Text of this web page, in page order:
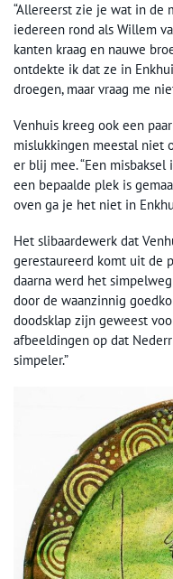
“Allereerst zie je wat in de
iedereen rond als Willem
kanten kraag en nauwe
ontdekte ik dat ze in
droegen, maar vraag me
Venhuis kreeg ook een
mislukkingen meestal niet
er blij mee. “Een
een bepaalde plek is
oven ga je het niet in
Het slibaardewerk dat
gerestaureerd komt uit de
daarna werd het
door de waanzinnig
doodsklap zijn geweest
afbeeldingen op dat
simpeler.”